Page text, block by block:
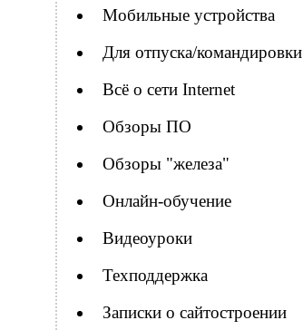
Мобильные устройства
Для отпуска/командировки
Всё о сети Internet
Обзоры ПО
Обзоры "железа"
Онлайн-обучение
Видеоуроки
Техподдержка
Записки о сайтостроении